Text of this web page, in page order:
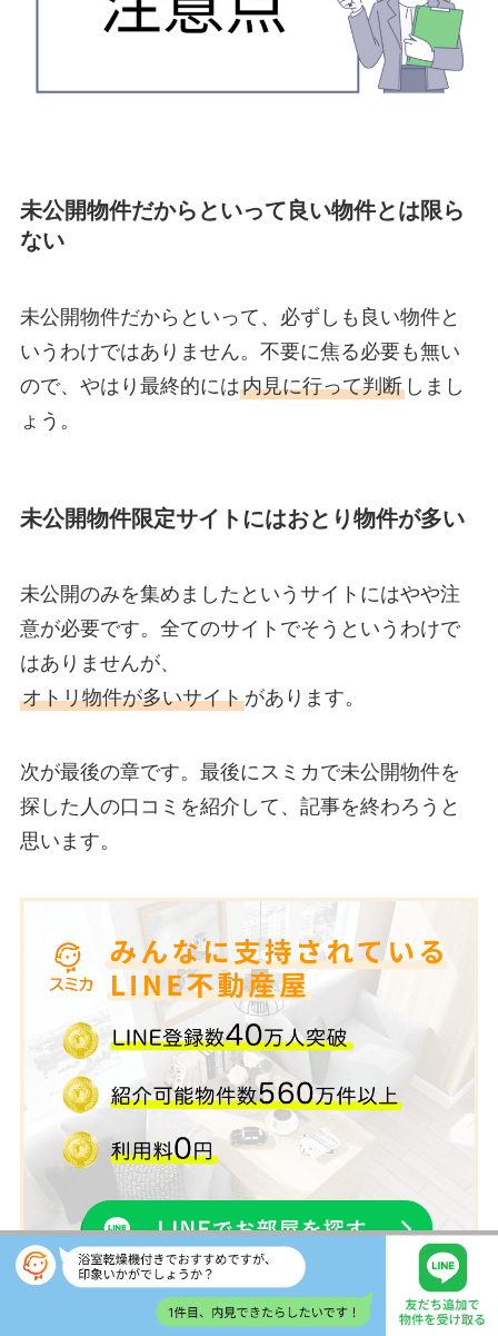
未公開物件だからといって良い物件とは限ら
ない
未公開物件だからといって、必ずしも良い物件と
いうわけではありません。不要に焦る必要も無い
ので、やはり最終的には内見に行って判断しまし
ょう。
未公開物件限定サイトにはおとり物件が多い
未公開のみを集めましたというサイトにはやや注
意が必要です。全てのサイトでそうというわけで
はありませんが、
オトリ物件が多いサイトがあります。
次が最後の章です。最後にスミカで未公開物件を
探した人の口コミを紹介して、記事を終わろうと
思います。